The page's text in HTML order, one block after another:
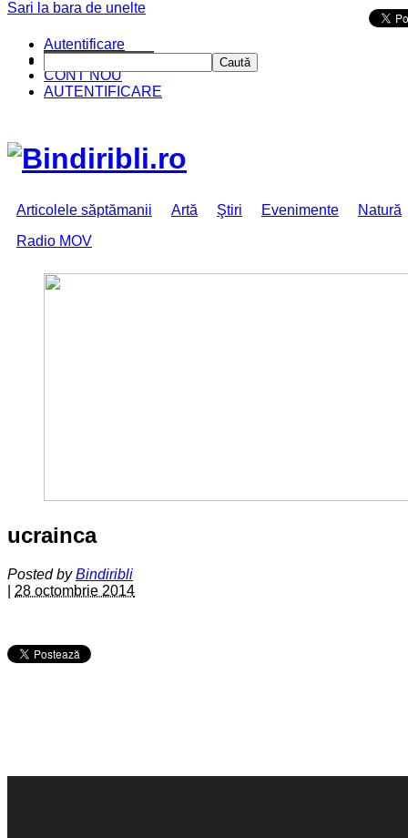
CINE SUNTEM?
CONT NOU
AUTENTIFICARE
Articolele săptămanii Artă Ştiri Evenimente
Natură
Radio MOV
ucrainca
Posted byBindiribli
28 octombrie 2014
Sari la bara de unelte
Autentificare
Caută